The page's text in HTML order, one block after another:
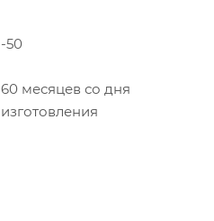
-50
60 месяцев со дня
изготовления